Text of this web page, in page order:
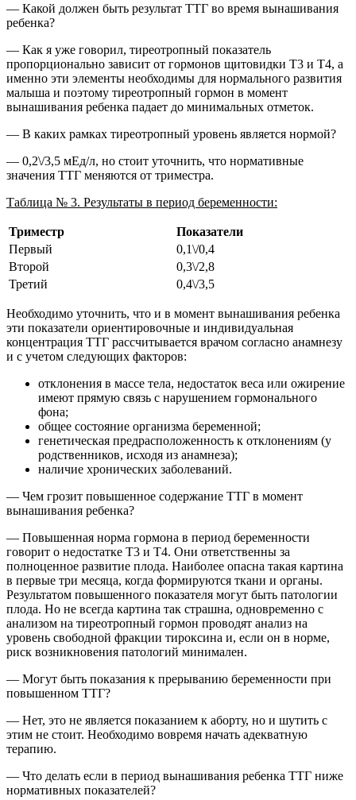
— Какой должен быть результат ТТГ во время вынашивания
ребенка?
— Как я уже говорил, тиреотропный показатель
пропорционально зависит от гормонов щитовидки Т3 и Т4, а
именно эти элементы необходимы для нормального развития
малыша и поэтому тиреотропный гормон в момент
вынашивания ребенка падает до минимальных отметок.
— В каких рамках тиреотропный уровень является нормой?
— 0,2\/3,5 мЕд/л, но стоит уточнить, что нормативные
значения ТТГ меняются от триместра.
Таблица № 3. Результаты в период беременности:
Триместр
Показатели
Первый
0,1\/0,4
Второй
0,3\/2,8
Третий
0,4\/3,5
Необходимо уточнить, что и в момент вынашивания ребенка
эти показатели ориентировочные и индивидуальная
концентрация ТТГ рассчитывается врачом согласно анамнезу
и с учетом следующих факторов:
отклонения в массе тела, недостаток веса или ожирение
имеют прямую связь с нарушением гормонального
фона;
общее состояние организма беременной;
генетическая предрасположенность к отклонениям (у
родственников, исходя из анамнеза);
наличие хронических заболеваний.
— Чем грозит повышенное содержание ТТГ в момент
вынашивания ребенка?
— Повышенная норма гормона в период беременности
говорит о недостатке Т3 и Т4. Они ответственны за
полноценное развитие плода. Наиболее опасна такая картина
в первые три месяца, когда формируются ткани и органы.
Результатом повышенного показателя могут быть патологии
плода. Но не всегда картина так страшна, одновременно с
анализом на тиреотропный гормон проводят анализ на
уровень свободной фракции тироксина и, если он в норме,
риск возникновения патологий минимален.
— Могут быть показания к прерыванию беременности при
повышенном ТТГ?
— Нет, это не является показанием к аборту, но и шутить с
этим не стоит. Необходимо вовремя начать адекватную
терапию.
— Что делать если в период вынашивания ребенка ТТГ ниже
нормативных показателей?